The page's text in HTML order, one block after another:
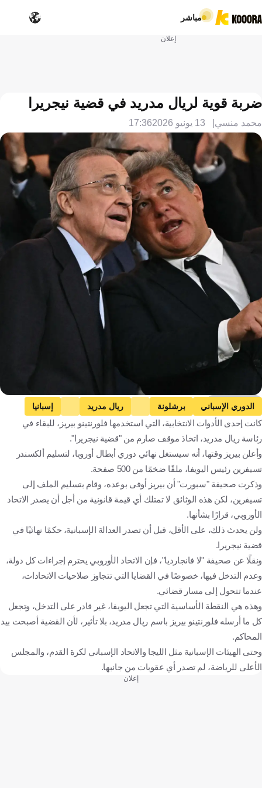
مباشر
إعلان
ضربة قوية لريال مدريد في قضية نيجريرا
محمد منسي 13 يونيو 2026 17:36
Getty Images
الدوري الإسباني برشلونة ريال مدريد
إسبانيا
كرة قدم
كانت إحدى الأدوات الانتخابية، التي استخدمها فلورنتينو بيريز، للبقاء في
رئاسة ريال مدريد، اتخاذ موقف صارم من "قضية نيجريرا".
وأعلن بيريز وقتها، أنه سيستغل نهائي دوري أبطال أوروبا، لتسليم ألكسندر
تسيفرين رئيس اليويفا، ملفًا ضخمًا من 500 صفحة.
وذكرت صحيفة "سبورت" أن بيريز أوفى بوعده، وقام بتسليم الملف إلى
تسيفرين، لكن هذه الوثائق لا تمتلك أي قيمة قانونية من أجل أن يصدر الاتحاد
الأوروبي، قرارًا بشأنها.
ولن يحدث ذلك، على الأقل، قبل أن تصدر العدالة الإسبانية، حكمًا نهائيًا في
قضية نيجريرا.
ونقلًا عن صحيفة "لا فانجارديا"، فإن الاتحاد الأوروبي يحترم إجراءات كل دولة،
وعدم التدخل فيها، خصوصًا في القضايا التي تتجاوز صلاحيات الاتحادات،
عندما تتحول إلى مسار قضائي.
وهذه هي النقطة الأساسية التي تجعل اليويفا، غير قادر على التدخل، وتجعل
كل ما أرسله فلورنتينو بيريز باسم ريال مدريد، بلا تأثير، لأن القضية أصبحت بيد
المحاكم.
وحتى الهيئات الإسبانية مثل الليجا والاتحاد الإسباني لكرة القدم، والمجلس
الأعلى للرياضة، لم تصدر أي عقوبات من جانبها.
إعلان